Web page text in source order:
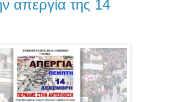
απεργία της 14